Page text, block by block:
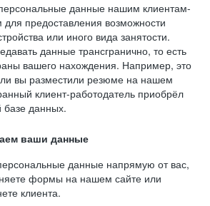
данные нашим клиентам-
для предоставления возможности
или иного вида занятости.
данные трансгранично, то есть
вашего нахождения. Например, это
вы разместили резюме на нашем
клиент-работодатель приобрёл
базе данных.
ваши данные
данные напрямую от вас,
формы на нашем сайте или
клиента.